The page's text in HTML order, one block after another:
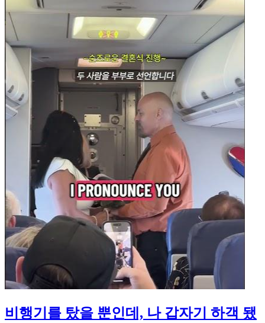
비행기를 탔을 뿐인데, 나 갑자기 하객 됐